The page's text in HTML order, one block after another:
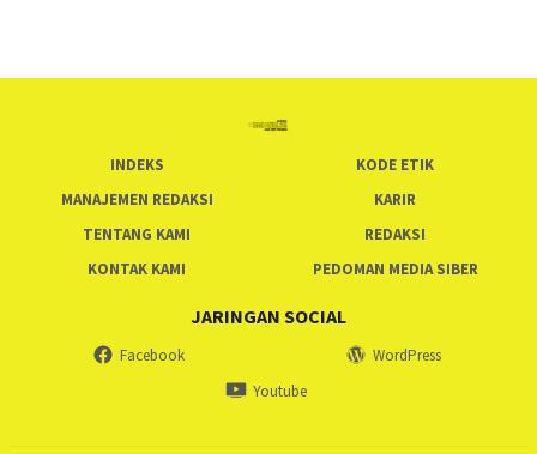
INDEKS
KODE ETIK
MANAJEMEN REDAKSI
KARIR
TENTANG KAMI
REDAKSI
KONTAK KAMI
PEDOMAN MEDIA SIBER
JARINGAN SOCIAL
Facebook
WordPress
Youtube